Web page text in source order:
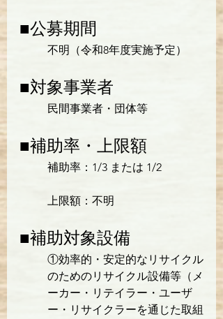
■公募期間
不明（令和8年度実施予定）
■対象事業者
民間事業者・団体等
■補助率・上限額
補助率：1/3 または 1/2
上限額：不明
■補助対象設備
①効率的・安定的なリサイクル
のためのリサイクル設備等（メ
ーカー・リテイラー・ユーザ
ー・リサイクラーを通じた取組